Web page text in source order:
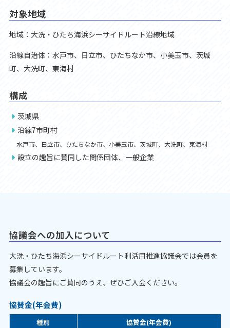
対象地域
地域：大洗・ひたち海浜シーサイドルート沿線地域
沿線自治体：水戸市、日立市、ひたちなか市、小美玉市、茨城
町、大洗町、東海村
構成
茨城県
沿線7市町村
水戸市、日立市、ひたちなか市、小美玉市、茨城町、大洗町、東海村
設立の趣旨に賛同した関係団体、一般企業
協議会への加入について
大洗・ひたち海浜シーサイドルート利活用推進協議会では会員を
募集しています。
協議会の趣旨にご賛同のうえ、ぜひご入会ください。
協賛金(年会費)
種別
協賛金(年会費)